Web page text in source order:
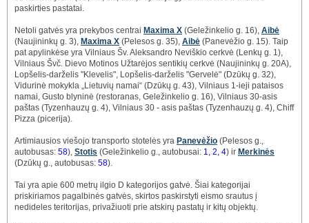
paskirties pastatai.
Netoli gatvės yra prekybos centrai Maxima X (Geležinkelio g. 16), Aibė
(Naujininkų g. 3), Maxima X (Pelesos g. 35), Aibė (Panevėžio g. 15). Taip
pat apylinkėse yra Vilniaus Šv. Aleksandro Neviškio cerkvė (Lenkų g. 1),
Vilniaus Švč. Dievo Motinos Užtarėjos sentikių cerkvė (Naujininkų g. 20A),
Lopšelis-darželis "Klevelis", Lopšelis-darželis "Gervelė" (Dzūkų g. 32),
Vidurinė mokykla „Lietuvių namai“ (Dzūkų g. 43), Vilniaus 1-ieji pataisos
namai, Gusto blyninė (restoranas, Geležinkelio g. 16), Vilniaus 30-asis
paštas (Tyzenhauzų g. 4), Vilniaus 30 - asis paštas (Tyzenhauzų g. 4), Chiff
Pizza (picerija).
Artimiausios viešojo transporto stotelės yra Panevėžio (Pelesos g.,
autobusas: 58), Stotis (Geležinkelio g., autobusai: 1, 2, 4) ir Merkinės
(Dzūkų g., autobusas: 58).
Tai yra apie 600 metrų ilgio D kategorijos gatvė. Šiai kategorijai
priskiriamos pagalbinės gatvės, skirtos paskirstyti eismo srautus į
nedideles teritorijas, privažiuoti prie atskirų pastatų ir kitų objektų.